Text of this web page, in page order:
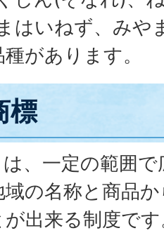
はいねず、みや
があります。
標
、一定の範囲
の名称と商品
出来る制度で